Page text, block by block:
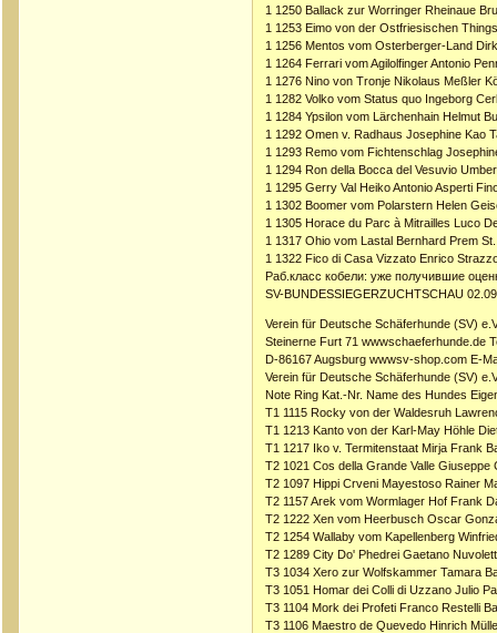
1 1250 Ballack zur Worringer Rheinaue
1 1253 Eimo von der Ostfriesischen
1 1256 Mentos vom Osterberger-Land
1 1264 Ferrari vom Agilolfinger Antonio
1 1276 Nino von Tronje Nikolaus Meßler
1 1282 Volko vom Status quo Ingeborg
1 1284 Ypsilon vom Lärchenhain Helmut
1 1292 Omen v. Radhaus Josephine Kao
1 1293 Remo vom Fichtenschlag
1 1294 Ron della Bocca del Vesuvio
1 1295 Gerry Val Heiko Antonio Asperti
1 1302 Boomer vom Polarstern Helen
1 1305 Horace du Parc à Mitrailles Luco
1 1317 Ohio vom Lastal Bernhard Prem
1 1322 Fico di Casa Vizzato Enrico
Раб.класс кобели: уже получившие
SV-BUNDESSIEGERZUCHTSCHAU
Verein für Deutsche Schäferhunde (SV)
Steinerne Furt 71 wwwschaeferhunde.de
D-86167 Augsburg wwwsv-shop.com E-
Verein für Deutsche Schäferhunde (SV)
Note Ring Kat.-Nr. Name des Hundes
T1 1115 Rocky von der Waldesruh
T1 1213 Kanto von der Karl-May Höhle
T1 1217 Iko v. Termitenstaat Mirja Frank
T2 1021 Cos della Grande Valle Giuseppe
T2 1097 Hippi Crveni Mayestoso Rainer
T2 1157 Arek vom Wormlager Hof Frank
T2 1222 Xen vom Heerbusch Oscar
T2 1254 Wallaby vom Kapellenberg
T2 1289 City Do' Phedrei Gaetano
T3 1034 Xero zur Wolfskammer Tamara
T3 1051 Homar dei Colli di Uzzano Julio
T3 1104 Mork dei Profeti Franco Restelli
T3 1106 Maestro de Quevedo Hinrich